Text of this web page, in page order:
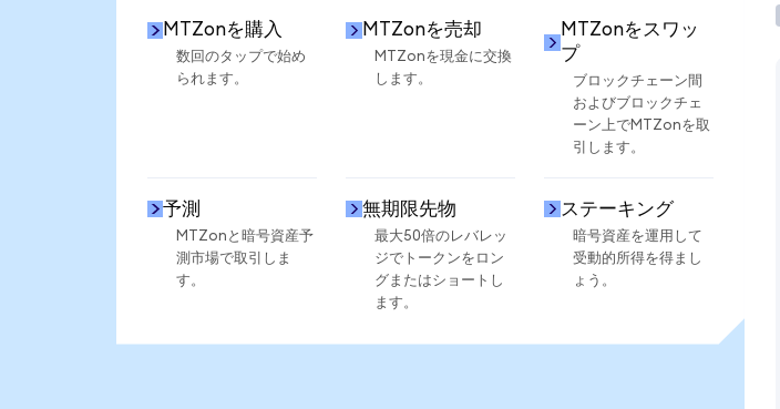
MTZonを購入
数回のタップで始め
られます。
MTZonを売却
MTZonを現金に交換
します。
MTZonをスワッ
プ
ブロックチェーン間
およびブロックチェ
ーン上でMTZonを取
引します。
予測
MTZonと暗号資産予
測市場で取引しま
す。
無期限先物
最大50倍のレバレッ
ジでトークンをロン
グまたはショートし
ます。
ステーキング
暗号資産を運用して
受動的所得を得まし
ょう。